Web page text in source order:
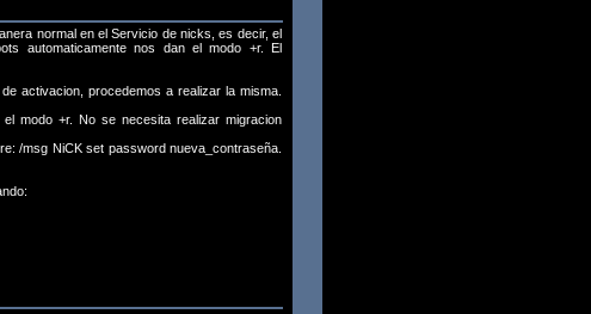
normal en el Servicio de nicks, es decir, el
automaticamente nos dan el modo +r. El
activacion, procedemos a realizar la misma.
modo +r. No se necesita realizar migracion
/msg NiCK set password nueva_contraseña.